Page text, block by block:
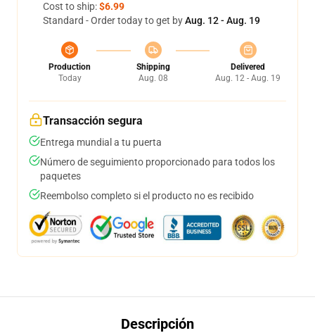
Cost to ship:$6.99
Standard - Order today to get byAug. 12 - Aug. 19
Production
Today
Shipping
Aug. 08
Delivered
Aug. 12 - Aug. 19
Transacción segura
Entrega mundial a tu puerta
Número de seguimiento proporcionado para todos los
paquetes
Reembolso completo si el producto no es recibido
Descripción